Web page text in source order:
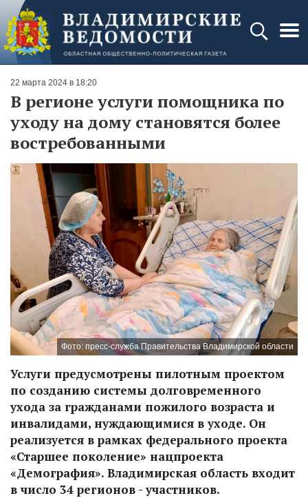
22 марта 2024 в 18:20
В регионе услуги помощника по
уходу на дому становятся более
востребованными
Фото: пресс-служба Правительства Владимирской области
Услуги предусмотрены пилотным проектом
по созданию системы долговременного
ухода за гражданами пожилого возраста и
инвалидами, нуждающимися в уходе. Он
реализуется в рамках федерального проекта
«Старшее поколение» нацпроекта
«Демография». Владимирская область входит
в число 34 регионов - участников.